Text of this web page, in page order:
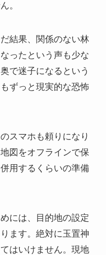
。
結果、関係のない林
ったという声も少な
で迷子になるという
ずっと現実的な恐怖
スマホも頼りになり
図をオフラインで保
用するくらいの準備
には、目的地の設定
ます。絶対に玉置神
はいけません。現地